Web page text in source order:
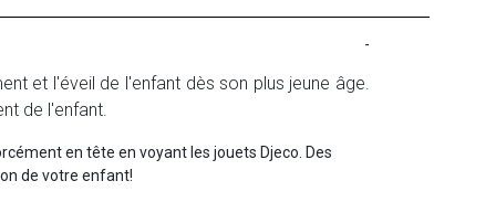
-
et l'éveil de l'enfant dès son plus jeune âge.
de l'enfant.
en tête en voyant les jouets Djeco. Des
de votre enfant!